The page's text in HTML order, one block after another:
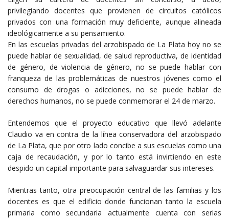
privilegiando docentes que provienen de circuitos católicos
privados con una formación muy deficiente, aunque alineada
ideológicamente a su pensamiento.
En las escuelas privadas del arzobispado de La Plata hoy no se
puede hablar de sexualidad, de salud reproductiva, de identidad
de género, de violencia de género, no se puede hablar con
franqueza de las problemáticas de nuestros jóvenes como el
consumo de drogas o adicciones, no se puede hablar de
derechos humanos, no se puede conmemorar el 24 de marzo.
Entendemos que el proyecto educativo que llevó adelante
Claudio va en contra de la línea conservadora del arzobispado
de La Plata, que por otro lado concibe a sus escuelas como una
caja de recaudación, y por lo tanto está invirtiendo en este
despido un capital importante para salvaguardar sus intereses.
Mientras tanto, otra preocupación central de las familias y los
docentes es que el edificio donde funcionan tanto la escuela
primaria como secundaria actualmente cuenta con serias